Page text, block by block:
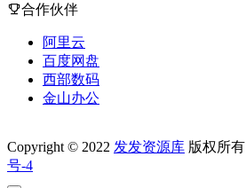
合作伙伴
阿里云
百度网盘
西部数码
金山办公
Copyright © 2022 发发资源库 版权所有
号-4